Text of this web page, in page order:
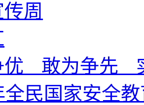
周
ㅤ敢为争先ㅤ
全民国家安全